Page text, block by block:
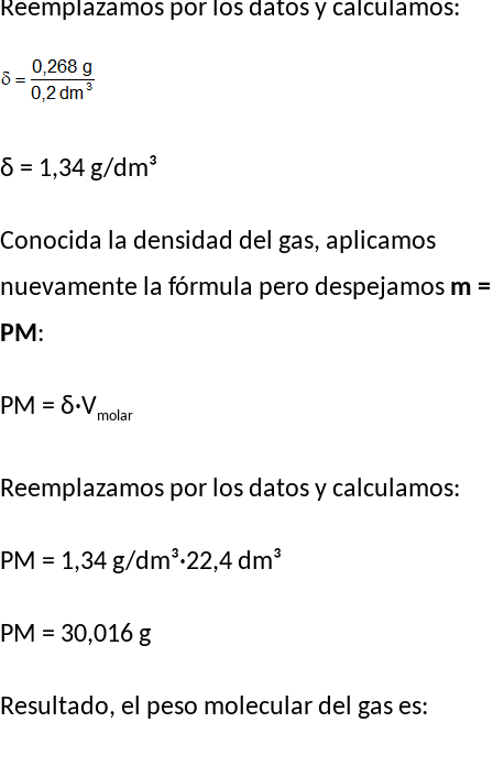
Reemplazamos por los datos y calculamos:
δ = 1,34 g/dm³
Conocida la densidad del gas, aplicamos
nuevamente la fórmula pero despejamos m =
PM:
PM = δ·Vmolar
Reemplazamos por los datos y calculamos:
PM = 1,34 g/dm³·22,4 dm³
PM = 30,016 g
Resultado, el peso molecular del gas es: